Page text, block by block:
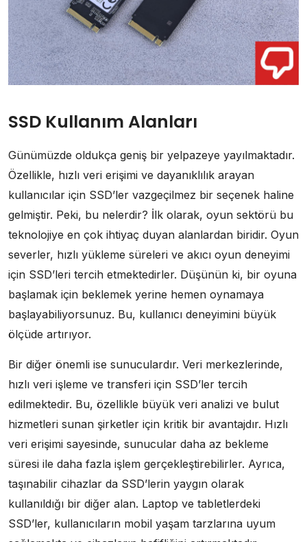
SSD Kullanım Alanları
Günümüzde oldukça geniş bir yelpazeye yayılmaktadır.
Özellikle, hızlı veri erişimi ve dayanıklılık arayan
kullanıcılar için SSD’ler vazgeçilmez bir seçenek haline
gelmiştir. Peki, bu nelerdir? İlk olarak, oyun sektörü bu
teknolojiye en çok ihtiyaç duyan alanlardan biridir. Oyun
severler, hızlı yükleme süreleri ve akıcı oyun deneyimi
için SSD’leri tercih etmektedirler. Düşünün ki, bir oyuna
başlamak için beklemek yerine hemen oynamaya
başlayabiliyorsunuz. Bu, kullanıcı deneyimini büyük
ölçüde artırıyor.
Bir diğer önemli ise sunuculardır. Veri merkezlerinde,
hızlı veri işleme ve transferi için SSD’ler tercih
edilmektedir. Bu, özellikle büyük veri analizi ve bulut
hizmetleri sunan şirketler için kritik bir avantajdır. Hızlı
veri erişimi sayesinde, sunucular daha az bekleme
süresi ile daha fazla işlem gerçekleştirebilirler. Ayrıca,
taşınabilir cihazlar da SSD’lerin yaygın olarak
kullanıldığı bir diğer alan. Laptop ve tabletlerdeki
SSD’ler, kullanıcıların mobil yaşam tarzlarına uyum